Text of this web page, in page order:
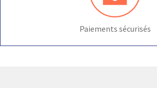
Paiements sécurisés